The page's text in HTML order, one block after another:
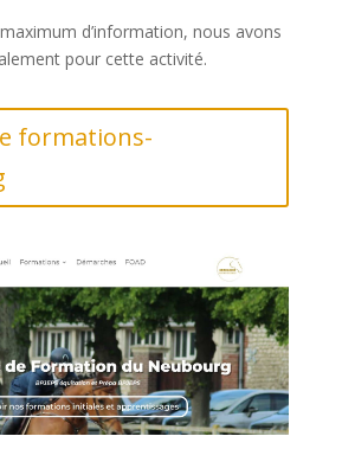
d’information, nous avons
pour cette activité.
formations-